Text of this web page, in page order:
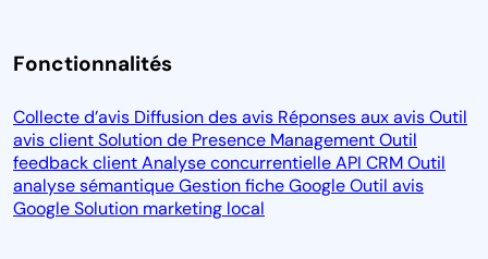
Fonctionnalités
Collecte d’avis Diffusion des avis Réponses aux avisOutil
avis clientSolution de Presence ManagementOutil
feedback clientAnalyse concurrentielleAPI CRMOutil
analyse sémantiqueGestion fiche GoogleOutil avis
GoogleSolution marketing local